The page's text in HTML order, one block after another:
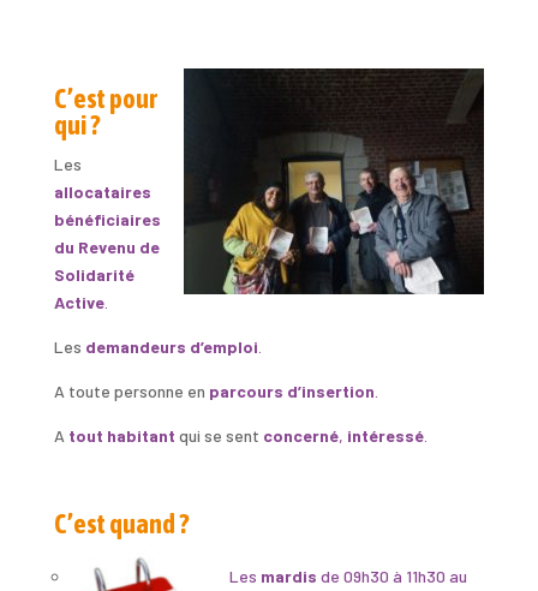
C’est pour
qui ?
Les
allocataires
bénéficiaires
du Revenu de
Solidarité
Active.
Les demandeurs d’emploi
A toute personne en parcours d’insertion
A tout habitant qui se sent concerné, intéressé.
C’est quand ?
Les mardis de 09h30 à 11h30 au